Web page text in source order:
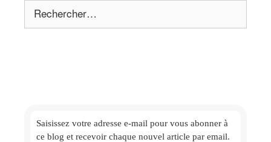
Rechercher :
Saisissez votre adresse e-mail pour vous abonner à
ce blog et recevoir chaque nouvel article par email.